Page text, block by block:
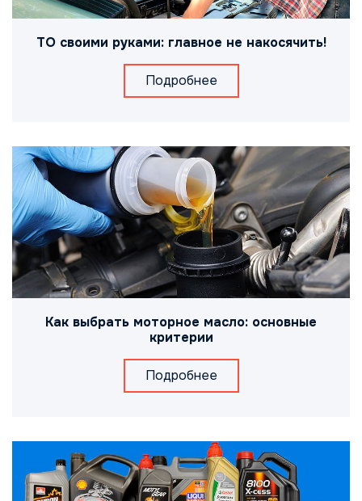
ТО своими руками: главное не накосячить!
Подробнее
Как выбрать моторное масло: основные
критерии
Подробнее